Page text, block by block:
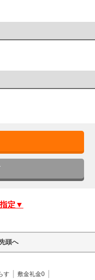
定▼
頭へ
す
敷金礼金0